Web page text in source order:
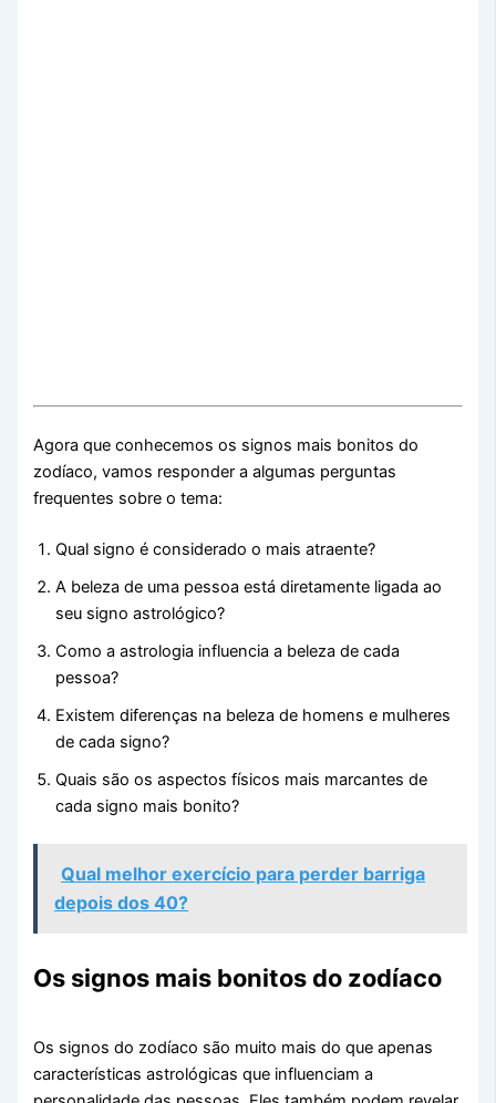
Agora que conhecemos os signos mais bonitos do
zodíaco, vamos responder a algumas perguntas
frequentes sobre o tema:
Qual signo é considerado o mais atraente?
A beleza de uma pessoa está diretamente ligada ao
seu signo astrológico?
Como a astrologia influencia a beleza de cada
pessoa?
Existem diferenças na beleza de homens e mulheres
de cada signo?
Quais são os aspectos físicos mais marcantes de
cada signo mais bonito?
Qual melhor exercício para perder barriga
depois dos 40?
Os signos mais bonitos do zodíaco
Os signos do zodíaco são muito mais do que apenas
características astrológicas que influenciam a